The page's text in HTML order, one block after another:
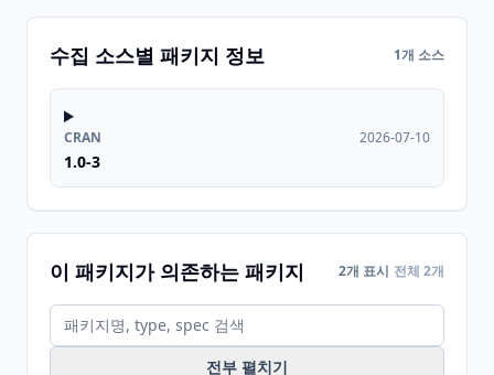
수집 소스별 패키지 정보 1개 소스
CRAN
1.0-3
2026-07-10
이 패키지가 의존하는 패키지 2개 표시 전체 2개
전부 펼치기